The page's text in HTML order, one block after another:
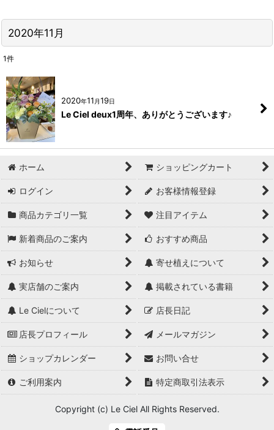
2020年11月
1件
2020年11 月19日
Le Ciel deux1周年、ありがとうございます♪
ホーム ショッピングカート
ログイン お客様情報登録
商品カテゴリ一覧 注目アイテム
新着商品のご案内 おすすめ商品
お知らせ 寄せ植えについて
実店舗のご案内 掲載されている書籍
Le Cielについて 店長日記
店長プロフィール メールマガジン
ショップカレンダー お問い合せ
ご利用案内 特定商取引法表示
Copyright (c) Le Ciel All Rights Reserved.